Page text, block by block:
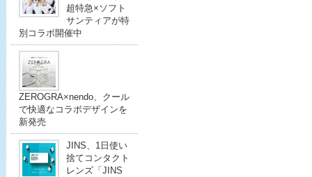
超特急×ソフト
サンティアが特
別コラボ開催中
ZEROGRA×nendo、クール
で快適なコラボデザインを
新発売
JINS、1日使い
捨てコンタクト
レンズ「JINS